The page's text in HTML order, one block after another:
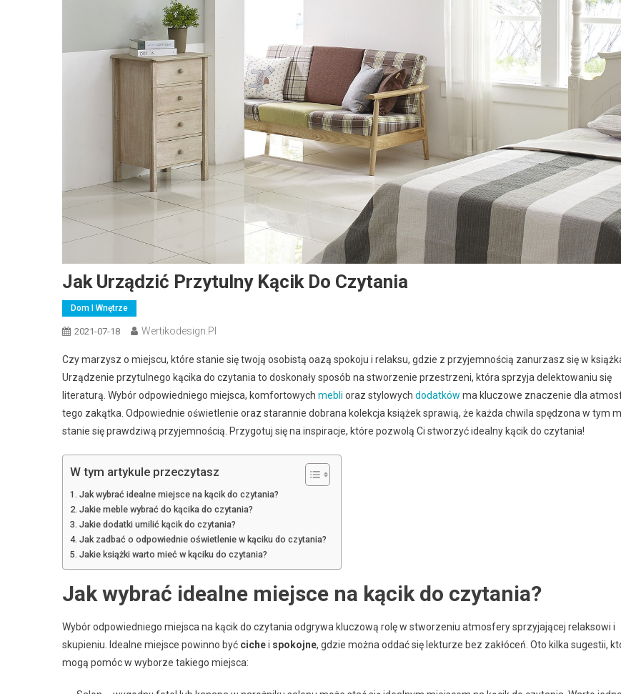
Jak Urządzić Przytulny Kącik Do Czytania
Dom I Wnętrze
2021-07-18 Wertikodesign.pl
Czy marzysz o miejscu, które stanie się twoją osobistą oazą spokoju i relaksu, gdzie z przyjemnością zanurzasz się w
Urządzenie przytulnego kącika do czytania to doskonały sposób na stworzenie przestrzeni, która sprzyja delektowaniu się
literaturą. Wybór odpowiedniego miejsca, komfortowych mebli oraz stylowych dodatków ma kluczowe znaczenie dla
tego zakątka. Odpowiednie oświetlenie oraz starannie dobrana kolekcja książek sprawią, że każda chwila spędzona w tym
stanie się prawdziwą przyjemnością. Przygotuj się na inspiracje, które pozwolą Ci stworzyć idealny kącik do czytania!
W tym artykule przeczytasz
Jak wybrać idealne miejsce na kącik do czytania?
Jakie meble wybrać do kącika do czytania?
Jakie dodatki umilić kącik do czytania?
Jak zadbać o odpowiednie oświetlenie w kąciku do czytania?
Jakie książki warto mieć w kąciku do czytania?
Jak wybrać idealne miejsce na kącik do czytania?
Wybór odpowiedniego miejsca na kącik do czytania odgrywa kluczową rolę w stworzeniu atmosfery sprzyjającej relaksowi i
skupieniu. Idealne miejsce powinno być cichei spokojne, gdzie można oddać się lekturze bez zakłóceń. Oto kilka sugestii,
mogą pomóc w wyborze takiego miejsca: